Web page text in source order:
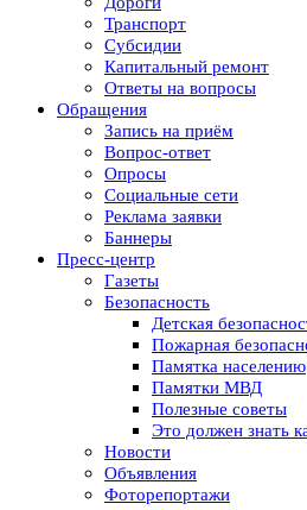
Транспорт
Субсидии
Капитальный ремонт
Ответы на вопросы
Обращения
Запись на приём
Вопрос-ответ
Опросы
Социальные сети
Реклама заявки
Баннеры
Пресс-центр
Газеты
Безопасность
Детская
Пожарная
Памятка населению
Памятки МВД
Полезные советы
Это должен знать
Новости
Объявления
Фоторепортажи